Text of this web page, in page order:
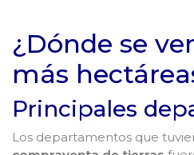
¿Dónde se
más
Principales
Los departamentos que